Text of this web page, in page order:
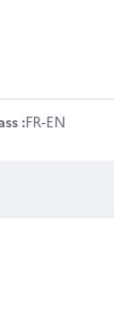
:FR-EN